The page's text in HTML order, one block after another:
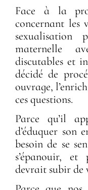
Face à la
concernant les
sexualisation
maternelle
discutables et
décidé de
ouvrage,
ces questions.
Parce qu’il
d’éduquer son
besoin de se
s’épanouir, et
devrait subir de